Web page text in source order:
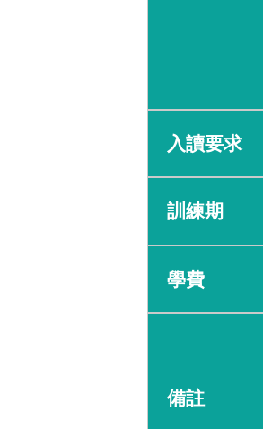
入讀要求
訓練期
學費
備註